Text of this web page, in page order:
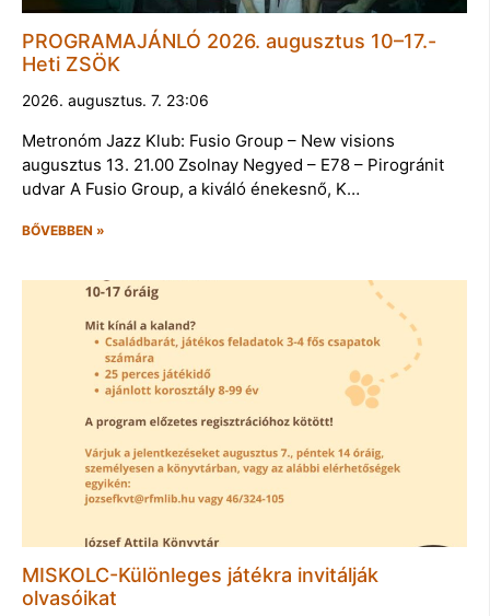
PROGRAMAJÁNLÓ 2026. augusztus 10–17.-
Heti ZSÖK
2026. augusztus. 7. 23:06
Metronóm Jazz Klub: Fusio Group – New visions
augusztus 13. 21.00 Zsolnay Negyed – E78 – Pirogránit
udvar A Fusio Group, a kiváló énekesnő, K…
BŐVEBBEN »
MISKOLC-Különleges játékra invitálják
olvasóikat